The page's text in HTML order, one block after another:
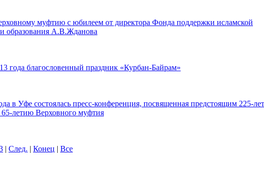
муфтию с юбилеем от директора Фонда поддержки исламской
образования А.В.Жданова
года благословенный праздник «Курбан-Байрам»
в Уфе состоялась пресс-конференция, посвященная предстоящим 225-
летию Верховного муфтия
| След. | Конец | Все